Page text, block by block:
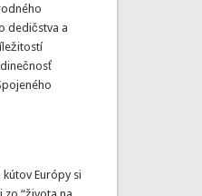
dedičstva a
Európy si
zo “života na